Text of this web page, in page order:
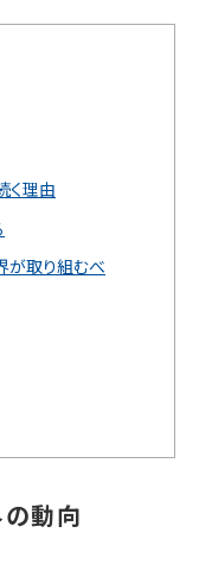
く理由
が取り組むべ
動向